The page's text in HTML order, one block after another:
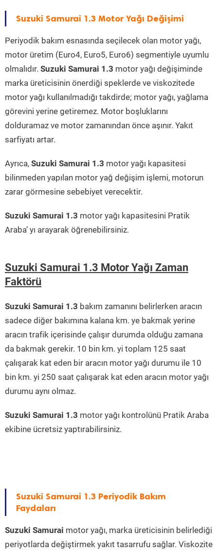
Suzuki Samurai 1.3 Motor Yağı Değişimi
Periyodik bakım esnasında seçilecek olan motor yağı,
motor üretim (Euro4, Euro5, Euro6) segmentiyle uyumlu
olmalıdır. Suzuki Samurai 1.3 motor yağı değişiminde
marka üreticisinin önerdiği speklerde ve viskozitede
motor yağı kullanılmadığı takdirde; motor yağı, yağlama
görevini yerine getiremez. Motor boşluklarını
dolduramaz ve motor zamanından önce aşınır. Yakıt
sarfiyatı artar.
Ayrıca, Suzuki Samurai 1.3 motor yağı kapasitesi
bilinmeden yapılan motor yağ değişim işlemi, motorun
zarar görmesine sebebiyet verecektir.
Suzuki Samurai 1.3 motor yağı kapasitesini Pratik
Araba’ yı arayarak öğrenebilirsiniz.
Suzuki Samurai 1.3 Motor Yağı Zaman
Faktörü
Suzuki Samurai 1.3 bakım zamanını belirlerken aracın
sadece diğer bakımına kalana km. ye bakmak yerine
aracın trafik içerisinde çalışır durumda olduğu zamana
da bakmak gerekir. 10 bin km. yi toplam 125 saat
çalışarak kat eden bir aracın motor yağı durumu ile 10
bin km. yi 250 saat çalışarak kat eden aracın motor yağı
durumu aynı olmaz.
Suzuki Samurai 1.3 motor yağı kontrolünü Pratik Araba
ekibine ücretsiz yaptırabilirsiniz.
Suzuki Samurai 1.3 Periyodik Bakım
Faydaları
Suzuki Samurai motor yağı, marka üreticisinin belirlediği
periyotlarda değiştirmek yakıt tasarrufu sağlar. Viskozite